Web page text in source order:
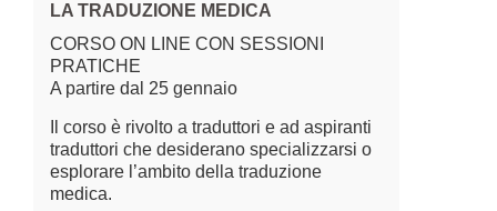
LA TRADUZIONE MEDICA
CORSO ON LINE CON SESSIONI
PRATICHE
A partire dal 25 gennaio
Il corso è rivolto a traduttori e ad aspiranti
traduttori che desiderano specializzarsi o
esplorare l’ambito della traduzione
medica.